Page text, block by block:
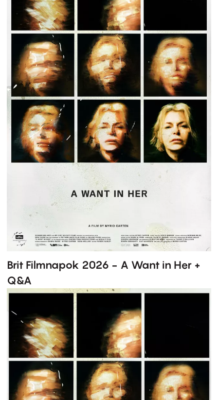
Brit Filmnapok 2026 - A Want in Her +
Q&A